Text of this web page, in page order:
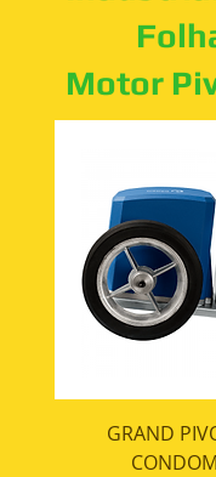
Motor
GRAND